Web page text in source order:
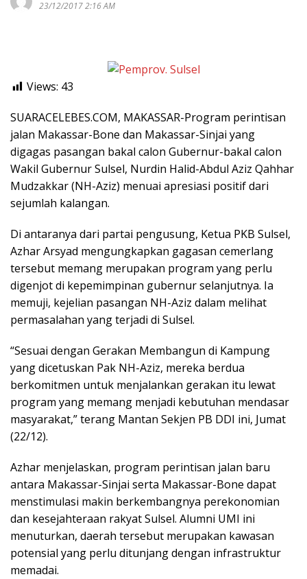
23/12/2017 2:16 AM
Views: 43
SUARACELEBES.COM, MAKASSAR-Program perintisan
jalan Makassar-Bone dan Makassar-Sinjai yang
digagas pasangan bakal calon Gubernur-bakal calon
Wakil Gubernur Sulsel, Nurdin Halid-Abdul Aziz Qahhar
Mudzakkar (NH-Aziz) menuai apresiasi positif dari
sejumlah kalangan.
Di antaranya dari partai pengusung, Ketua PKB Sulsel,
Azhar Arsyad mengungkapkan gagasan cemerlang
tersebut memang merupakan program yang perlu
digenjot di kepemimpinan gubernur selanjutnya. Ia
memuji, kejelian pasangan NH-Aziz dalam melihat
permasalahan yang terjadi di Sulsel.
“Sesuai dengan Gerakan Membangun di Kampung
yang dicetuskan Pak NH-Aziz, mereka berdua
berkomitmen untuk menjalankan gerakan itu lewat
program yang memang menjadi kebutuhan mendasar
masyarakat,” terang Mantan Sekjen PB DDI ini, Jumat
(22/12).
Azhar menjelaskan, program perintisan jalan baru
antara Makassar-Sinjai serta Makassar-Bone dapat
menstimulasi makin berkembangnya perekonomian
dan kesejahteraan rakyat Sulsel. Alumni UMI ini
menuturkan, daerah tersebut merupakan kawasan
potensial yang perlu ditunjang dengan infrastruktur
memadai.